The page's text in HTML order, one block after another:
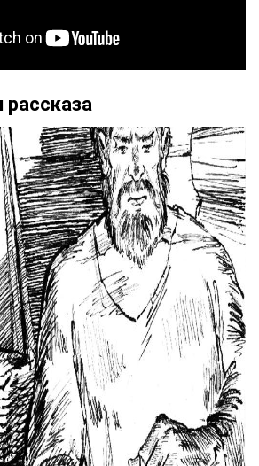
рассказа